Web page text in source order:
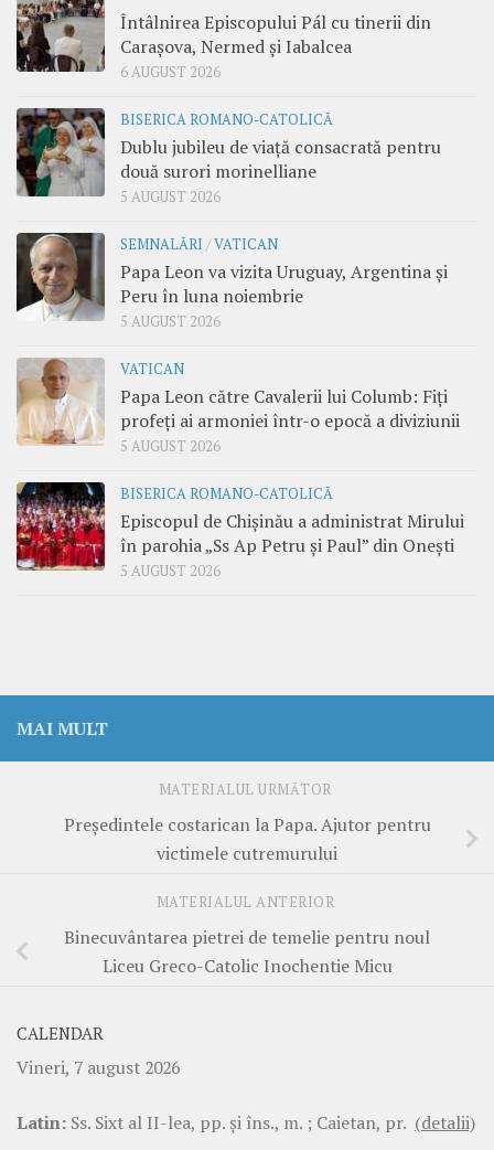
Întâlnirea Episcopului Pál cu tinerii din
Carașova, Nermed și Iabalcea
6 AUGUST 2026
BISERICA ROMANO-CATOLICĂ
Dublu jubileu de viață consacrată pentru
două surori morinelliane
5 AUGUST 2026
SEMNALĂRI /VATICAN
Papa Leon va vizita Uruguay, Argentina și
Peru în luna noiembrie
5 AUGUST 2026
VATICAN
Papa Leon către Cavalerii lui Columb: Fiți
profeți ai armoniei într-o epocă a diviziunii
5 AUGUST 2026
BISERICA ROMANO-CATOLICĂ
Episcopul de Chișinău a administrat Mirului
în parohia „Ss Ap Petru și Paul” din Onești
5 AUGUST 2026
MAI MULT
MATERIALUL URMĂTOR
Preşedintele costarican la Papa. Ajutor pentru
victimele cutremurului
MATERIALUL ANTERIOR
Binecuvântarea pietrei de temelie pentru noul
Liceu Greco-Catolic Inochentie Micu
CALENDAR
Vineri, 7 august 2026
Latin: Ss. Sixt al II-lea, pp. şi îns., m. ; Caietan, pr. (detalii)